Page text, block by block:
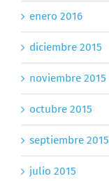
enero 2016
diciembre 2015
noviembre 2015
octubre 2015
septiembre 2015
julio 2015